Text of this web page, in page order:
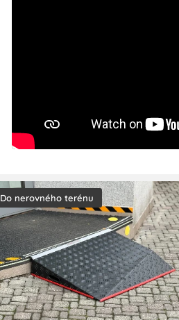
Do nerovného terénu